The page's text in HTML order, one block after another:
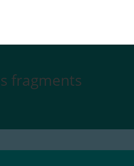
fragments